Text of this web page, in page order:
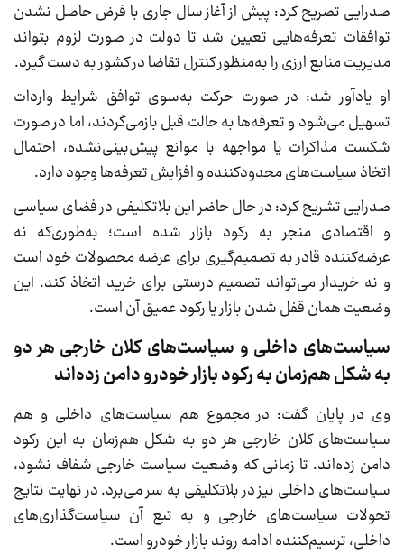
صدرایی تصریح کرد: پیش از آغاز سال جاری با فرض حاصل نشدن
توافقات تعرفه‌هایی تعیین شد تا دولت در صورت لزوم بتواند
مدیریت منابع ارزی را به‌منظور کنترل تقاضا در کشور به دست گیرد.
او یادآور شد: در صورت حرکت به‌سوی توافق شرایط واردات
تسهیل می‌شود و تعرفه‌ها به حالت قبل بازمی‌گردند، اما در صورت
شکست مذاکرات یا مواجهه با موانع پیش‌بینی‌نشده، احتمال
اتخاذ سیاست‌های محدودکننده و افزایش تعرفه‌ها وجود دارد.
صدرایی تشریح کرد: در حال حاضر این بلاتکلیفی در فضای سیاسی
و اقتصادی منجر به رکود بازار شده است؛ به‌طوری‌که نه
عرضه‌کننده قادر به تصمیم‌گیری برای عرضه محصولات خود است
و نه خریدار می‌تواند تصمیم درستی برای خرید اتخاذ کند. این
وضعیت همان قفل شدن بازار یا رکود عمیق آن است.
سیاست‌های داخلی و سیاست‌های کلان خارجی هر دو
به شکل هم‌زمان به رکود بازار خودرو دامن زده‌اند
وی در پایان گفت: در مجموع هم سیاست‌های داخلی و هم
سیاست‌های کلان خارجی هر دو به شکل هم‌زمان به این رکود
دامن زده‌اند. تا زمانی که وضعیت سیاست خارجی شفاف نشود،
سیاست‌های داخلی نیز در بلاتکلیفی به سر می‌برد. در نهایت نتایج
تحولات سیاست‌های خارجی و به تبع آن سیاست‌گذاری‌های
داخلی، ترسیم‌کننده ادامه روند بازار خودرو است.